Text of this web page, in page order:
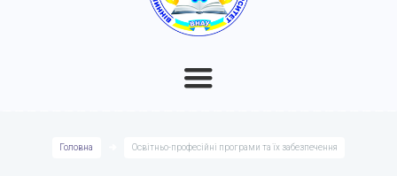
Головна Освітньо-професійні програми та їх забезпечення